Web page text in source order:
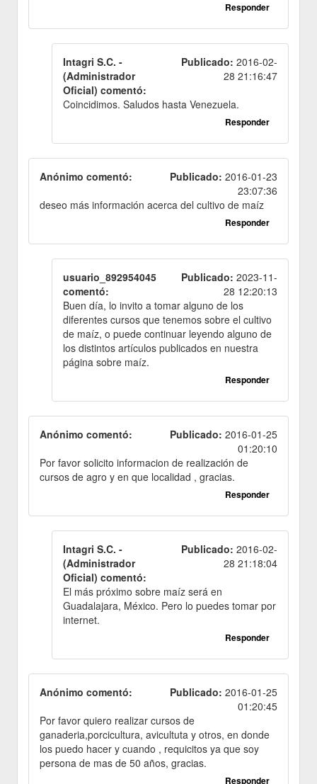
Responder
Intagri S.C. -
(Administrador
Oficial) comentó:
Publicado: 2016-02-
28 21:16:47
Coincidimos. Saludos hasta Venezuela.
Responder
Anónimo comentó: Publicado: 2016-01-23
23:07:36
deseo más información acerca del cultivo de maíz
Responder
usuario_892954045
comentó:
Publicado: 2023-11-
28 12:20:13
Buen día, lo invito a tomar alguno de los
diferentes cursos que tenemos sobre el cultivo
de maíz, o puede continuar leyendo alguno de
los distintos artículos publicados en nuestra
página sobre maíz.
Responder
Anónimo comentó: Publicado: 2016-01-25
01:20:10
Por favor solicito informacion de realización de
cursos de agro y en que localidad , gracias.
Responder
Intagri S.C. -
(Administrador
Oficial) comentó:
Publicado: 2016-02-
28 21:18:04
El más próximo sobre maíz será en
Guadalajara, México. Pero lo puedes tomar por
internet.
Responder
Anónimo comentó: Publicado: 2016-01-25
01:20:45
Por favor quiero realizar cursos de
ganaderia,porcicultura, avicultuta y otros, en donde
los puedo hacer y cuando , requicitos ya que soy
persona de mas de 50 años, gracias.
Responder